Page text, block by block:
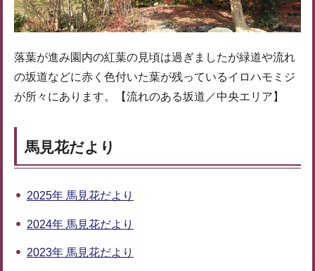
落葉が進み園内の紅葉の見頃は過ぎましたが緑道や流れ
の坂道などに赤く色付いた葉が残っているイロハモミジ
が所々にあります。【流れのある坂道／中央エリア】
馬見花だより
2025年 馬見花だより
2024年 馬見花だより
2023年 馬見花だより